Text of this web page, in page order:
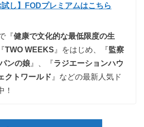
試し】FODプレミアムはこちら
『健康で文化的な最低限度の生
TWO WEEKS 』をはじめ、『監察
ンの娘 』、『ラジエーションハウ
クトワールド 』などの最新人気ド
！